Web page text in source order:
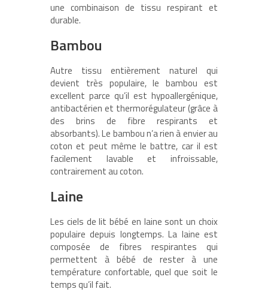
une combinaison de tissu respirant et
durable.
Bambou
Autre tissu entièrement naturel qui
devient très populaire, le bambou est
excellent parce qu’il est hypoallergénique,
antibactérien et thermorégulateur (grâce à
des brins de fibre respirants et
absorbants). Le bambou n’a rien à envier au
coton et peut même le battre, car il est
facilement lavable et infroissable,
contrairement au coton.
Laine
Les ciels de lit bébé en laine sont un choix
populaire depuis longtemps. La laine est
composée de fibres respirantes qui
permettent à bébé de rester à une
température confortable, quel que soit le
temps qu’il fait.